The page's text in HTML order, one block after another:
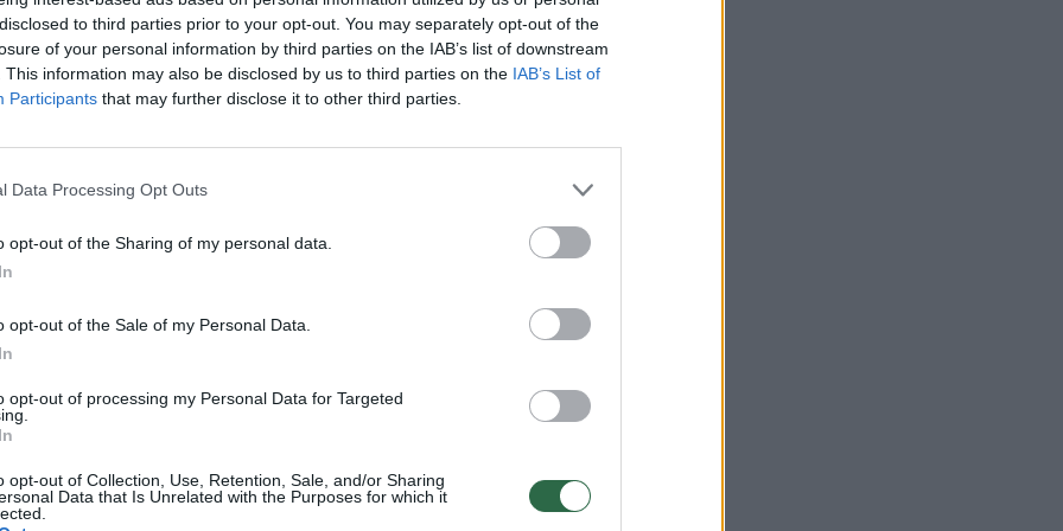
to third parties prior to your opt-out. You may separately opt-out of the
of your personal information by third parties on the IAB’s list of downstream
This information may also be disclosed by us to third parties on the IAB’s List of
Participants that may further disclose it to other third parties.
Data Processing Opt Outs
opt-out of the Sharing of my personal data.
opt-out of the Sale of my Personal Data.
opt-out of processing my Personal Data for Targeted
opt-out of Collection, Use, Retention, Sale, and/or Sharing
Data that Is Unrelated with the Purposes for which it
Sportas Sportas
„Thunder“ žvaigždes
Žingsniai NBA? Ne, D.J. Augustinas
kelionė į Ameriką – tarsi
trileris
C. Curry siautėjimas: tritaškis per A.
– J. Valančiūno
puolime ir gynyboje
Viešnamyje rastas NBA krepšininkas